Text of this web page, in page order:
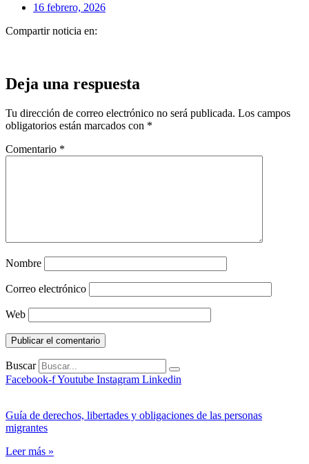
16 febrero, 2026
Compartir noticia en:
Deja una respuesta
Tu dirección de correo electrónico no será publicada. Los campos
obligatorios están marcados con *
Comentario *
Nombre
Correo electrónico
Web
Buscar
Facebook-fYoutube Instagram Linkedin
Guía de derechos, libertades y obligaciones de las personas
migrantes
Leer más »